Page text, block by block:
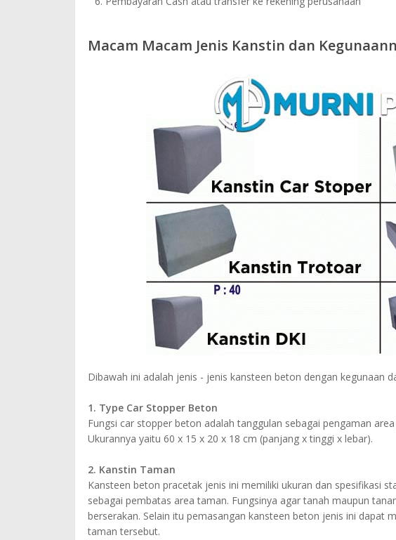
Macam Macam Jenis Kanstin dan
Dibawah ini adalah jenis - jenis kansteen beton dengan kegunaan
1. Type Car Stopper Beton
Fungsi car stopper beton adalah tanggulan sebagai pengaman
Ukurannya yaitu 60 x 15 x 20 x 18 cm (panjang x tinggi x lebar).
2. Kanstin Taman
Kansteen beton pracetak jenis ini memiliki ukuran dan spesifikasi
sebagai pembatas area taman. Fungsinya agar tanah maupun
berserakan. Selain itu pemasangan kansteen beton jenis ini dapat
taman tersebut.